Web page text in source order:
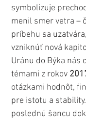
symbolizuje
menil smer vetra –
príbehu sa
vzniknúť nová
Uránu do Býka nás
témami z rokov
otázkami hodnôt,
pre istotu a
poslednú šancu